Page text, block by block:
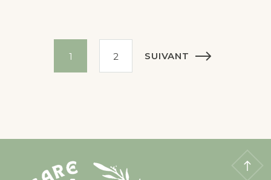
Pagination
publications
1 2 SUIVANT